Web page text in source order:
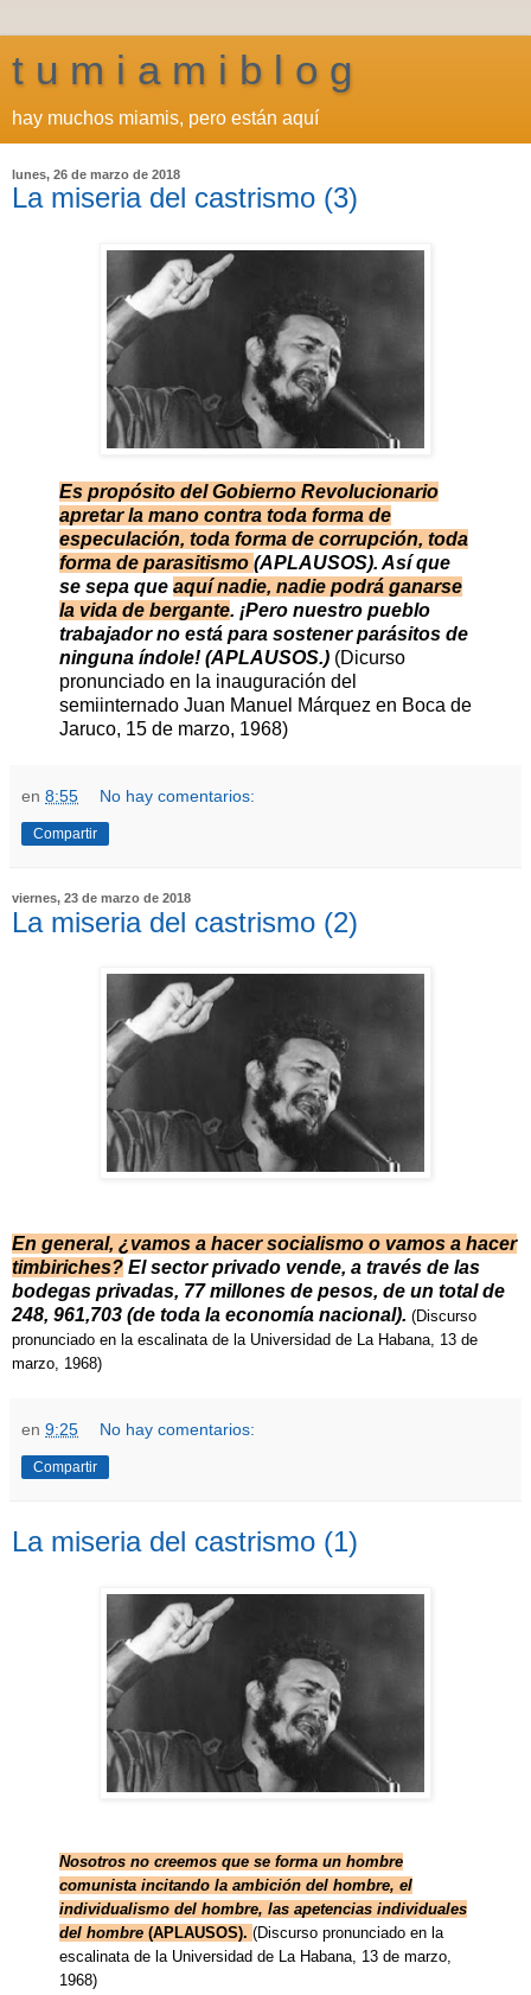
t u m i a m i b l o g
hay muchos miamis, pero están aquí
lunes, 26 de marzo de 2018
La miseria del castrismo (3)
Es propósito del Gobierno Revolucionario
apretar la mano contra toda forma de
especulación, toda forma de corrupción, toda
forma de parasitismo (APLAUSOS). Así que
se sepa que aquí nadie, nadie podrá ganarse
la vida de bergante. ¡Pero nuestro pueblo
trabajador no está para sostener parásitos de
ninguna índole! (APLAUSOS.) (Dicurso
pronunciado en la inauguración del
semiinternado Juan Manuel Márquez en Boca de
Jaruco, 15 de marzo, 1968)
en 8:55 No hay comentarios:
Compartir
viernes, 23 de marzo de 2018
La miseria del castrismo (2)
En general, ¿vamos a hacer socialismo o vamos a hacer
timbiriches? El sector privado vende, a través de las
bodegas privadas, 77 millones de pesos, de un total de
248, 961,703 (de toda la economía nacional). (Discurso
pronunciado en la escalinata de la Universidad de La Habana, 13 de
marzo, 1968)
en 9:25 No hay comentarios:
Compartir
La miseria del castrismo (1)
Nosotros no creemos que se forma un hombre
comunista incitando la ambición del hombre, el
individualismo del hombre, las apetencias individuales
del hombre (APLAUSOS). (Discurso pronunciado en la
escalinata de la Universidad de La Habana, 13 de marzo,
1968)